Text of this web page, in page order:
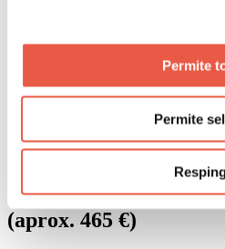
Permite
Permite
chiar și la ore târzii.
[decât acasă n.r.].” – Turist pe
Un alt localnic sfătuiește pe aceeași
„Agadir este un oraș bun, nu
majore, majoritatea locurilor
Costa Dorada (aprox.
(aprox. 465 €)